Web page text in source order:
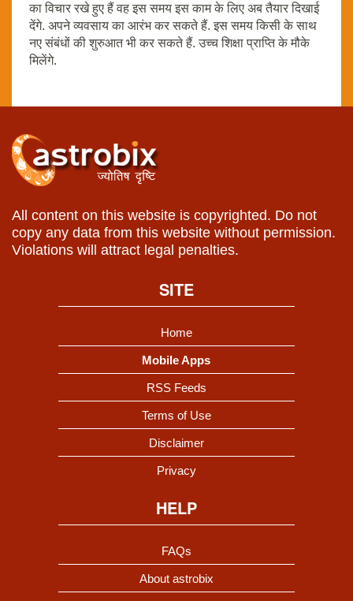
का विचार रखे हुए हैं वह इस समय इस काम के लिए अब तैयार दिखाई
देंगे. अपने व्यवसाय का आरंभ कर सकते हैं. इस समय किसी के साथ
नए संबंधों की शुरुआत भी कर सकते हैं. उच्च शिक्षा प्राप्ति के मौके
मिलेंगे.
All content on this website is copyrighted. Do not
copy any data from this website without permission.
Violations will attract legal penalties.
SITE
Home
Mobile Apps
RSS Feeds
Terms of Use
Disclaimer
Privacy
HELP
FAQs
About astrobix